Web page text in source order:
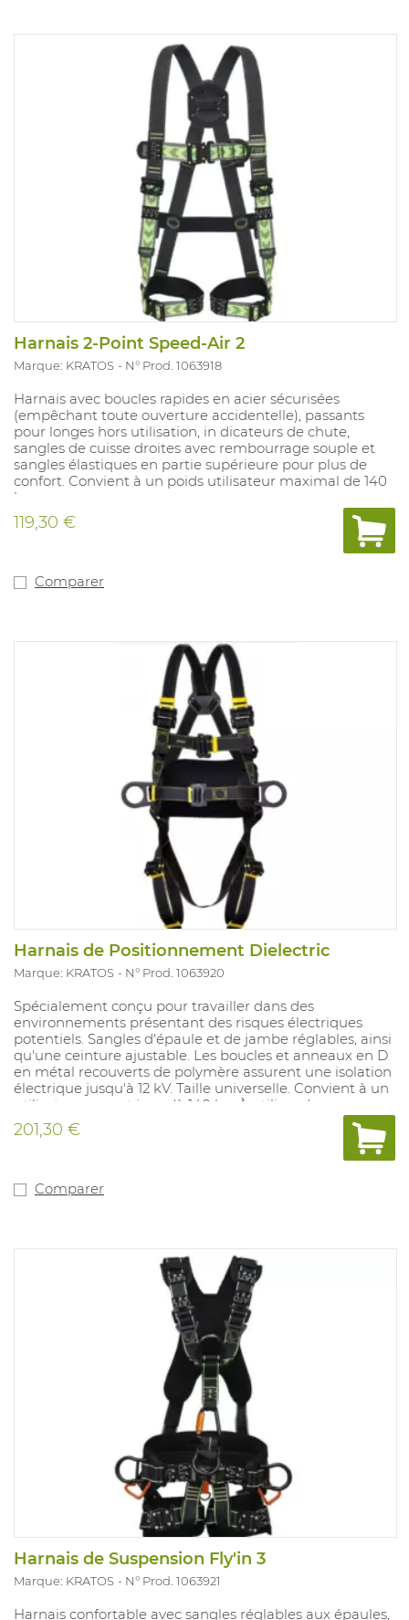
Harnais 2-Point Speed-Air 2
Marque: KRATOS N° Prod. 1063918
Harnais avec boucles rapides en acier sécurisées
(empêchant toute ouverture accidentelle), passants
pour longes hors utilisation, in dicateurs de chute,
sangles de cuisse droites avec rembourrage souple et
sangles élastiques en partie supérieure pour plus de
confort. Convient à un poids utilisateur maximal de 140
kg.
119,30 €
Comparer
Harnais de Positionnement Dielectric
Marque: KRATOS N° Prod. 1063920
Spécialement conçu pour travailler dans des
environnements présentant des risques électriques
potentiels. Sangles d'épaule et de jambe réglables, ainsi
qu'une ceinture ajustable. Les boucles et anneaux en D
en métal recouverts de polymère assurent une isolation
électrique jusqu'à 12 kV. Taille universelle. Convient à un
utilisateur pesant jusqu'à 140 kg. À utiliser de
préférence avec les longes isolantes électriquement
(1064014/1064015).
201,30 €
Comparer
Harnais de Suspension Fly'in 3
Marque: KRATOS N° Prod. 1063921
Harnais confortable avec sangles réglables aux épaules,